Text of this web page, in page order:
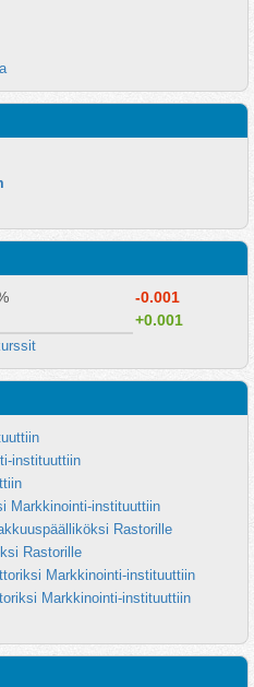
-0.001
+0.001
instituuttiin
Markkinointi-instituuttiin
Rastorille
Rastorille
Markkinointi-instituuttiin
Markkinointi-instituuttiin